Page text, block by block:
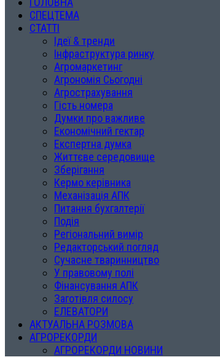
СПЕЦТЕМА
СТАТТІ
Ідеї & тренди
Інфраструктура ринку
Агромаркетинг
Агрономія Сьогодні
Агрострахування
Гість номера
Думки про важливе
Економічний гектар
Експертна думка
Життєве середовище
Зберігання
Кермо керівника
Механізація АПК
Питання бухгалтерії
Подія
Регіональний вимір
Редакторський погляд
Сучасне тваринництво
У правовому полі
Фінансування АПК
Заготівля силосу
ЕЛЕВАТОРИ
АКТУАЛЬНА РОЗМОВА
АГРОРЕКОРДИ
АГРОРЕКОРДИ НОВИНИ